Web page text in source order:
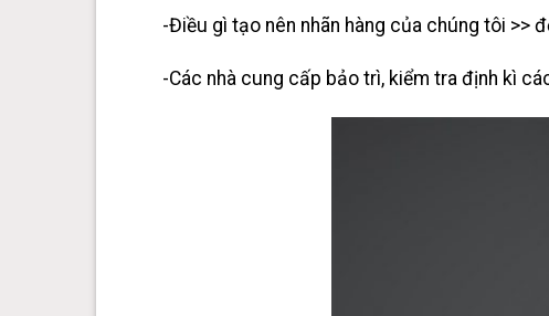
-Điều gì tạo nên nhãn hàng của chúng tôi >>
-Các nhà cung cấp bảo trì, kiểm tra định kì